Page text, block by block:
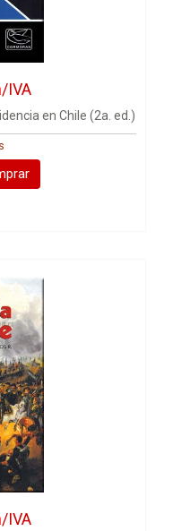
IVA
en Chile (2a. ed.)
IVA